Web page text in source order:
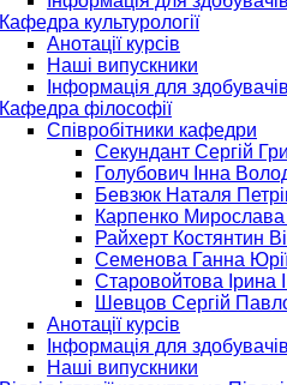
Кафедра культурології
Анотації курсів
Наші випускники
Інформація для
Кафедра філософії
Співробітники кафедри
Секундант Сергій
Голубович Інна
Бевзюк Наталя
Карпенко Мирослава
Райхерт Костянтин
Семенова Ганна
Старовойтова Ірина
Шевцов Сергій
Анотації курсів
Інформація для
Наші випускники